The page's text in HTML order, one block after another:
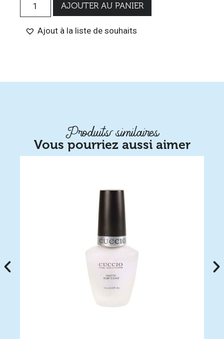
AJOUTER AU PANIER
Ajout à la liste de souhaits
Produits similaires
Vous pourriez aussi aimer